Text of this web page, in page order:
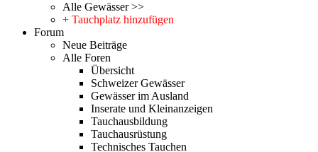
Alle Gewässer >>
+ Tauchplatz hinzufügen
Forum
Neue Beiträge
Alle Foren
Übersicht
Schweizer Gewässer
Gewässer im Ausland
Inserate und Kleinanzeigen
Tauchausbildung
Tauchausrüstung
Technisches Tauchen